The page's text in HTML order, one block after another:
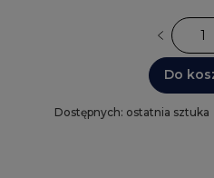
Do
Dostępnych: ostatnia sztuka